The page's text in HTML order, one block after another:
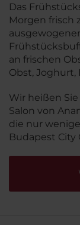
Das
Morgen frisch
an frischen
Obst,
Wir heißen
Salon von
die nur
Budapest